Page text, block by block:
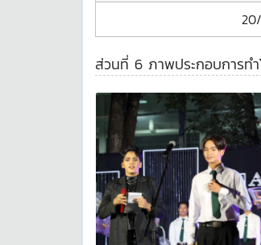
ส่วนที่ 6 ภาพประกอบการทำ